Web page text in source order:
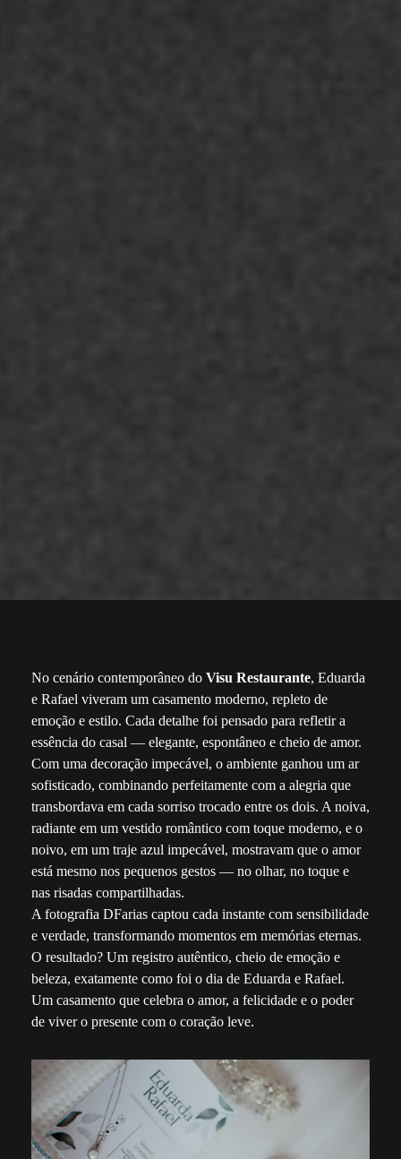
No cenário contemporâneo do Visu Restaurante, Eduarda
e Rafael viveram um casamento moderno, repleto de
emoção e estilo. Cada detalhe foi pensado para refletir a
essência do casal — elegante, espontâneo e cheio de amor.
Com uma decoração impecável, o ambiente ganhou um ar
sofisticado, combinando perfeitamente com a alegria que
transbordava em cada sorriso trocado entre os dois. A noiva,
radiante em um vestido romântico com toque moderno, e o
noivo, em um traje azul impecável, mostravam que o amor
está mesmo nos pequenos gestos — no olhar, no toque e
nas risadas compartilhadas.
A fotografia DFarias captou cada instante com sensibilidade
e verdade, transformando momentos em memórias eternas.
O resultado? Um registro autêntico, cheio de emoção e
beleza, exatamente como foi o dia de Eduarda e Rafael.
Um casamento que celebra o amor, a felicidade e o poder
de viver o presente com o coração leve.